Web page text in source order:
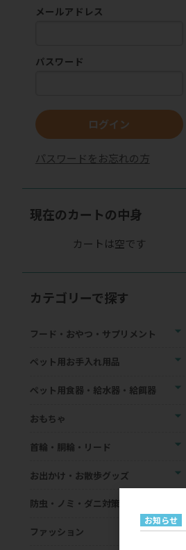
メールアドレス
パスワード
ログイン
パスワードをお忘れの方
現在のカートの中身
カートは空です
カテゴリーで探す
フード・おやつ・サプリメント
ペット用お手入れ用品
ペット用食器・給水器・給餌器
おもちゃ
首輪・胴輪・リード
お出かけ・お散歩グッズ
防虫・ノミ・ダニ対策用品
ファッション
お知らせ